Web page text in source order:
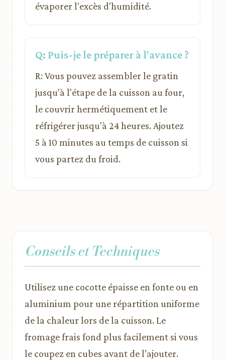
évaporer l'excès d'humidité.
Q: Puis-je le préparer à l'avance ?
R: Vous pouvez assembler le gratin
jusqu'à l'étape de la cuisson au four,
le couvrir hermétiquement et le
réfrigérer jusqu'à 24 heures. Ajoutez
5 à 10 minutes au temps de cuisson si
vous partez du froid.
Conseils et Techniques
Utilisez une cocotte épaisse en fonte ou en
aluminium pour une répartition uniforme
de la chaleur lors de la cuisson. Le
fromage frais fond plus facilement si vous
le coupez en cubes avant de l’ajouter.